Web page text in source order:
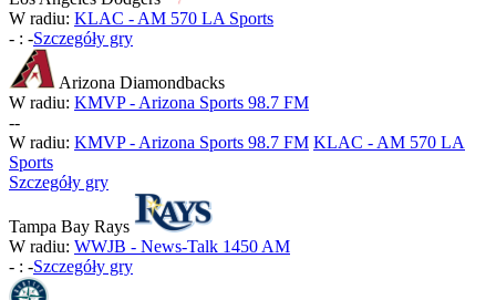
W radiu: KLAC - AM 570 LA Sports
- : -Szczegóły gry
Arizona Diamondbacks
W radiu: KMVP - Arizona Sports 98.7 FM
--
W radiu: KMVP - Arizona Sports 98.7 FM KLAC - AM 570 LA
Sports
Szczegóły gry
Tampa Bay Rays
W radiu: WWJB - News-Talk 1450 AM
- : -Szczegóły gry